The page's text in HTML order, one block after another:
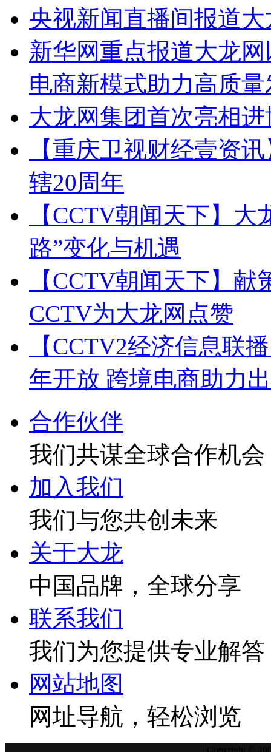
央视新闻直播间报道
新华网重点报道大龙
电商新模式助力高质量
大龙网集团首次亮相
【重庆卫视财经壹资
辖20周年
【CCTV朝闻天下】
路”变化与机遇
【CCTV朝闻天下】
CCTV为大龙网点赞
【CCTV2经济信息联
年开放 跨境电商助力
合作伙伴
我们共谋全球合作机会
加入我们
我们与您共创未来
关于大龙
中国品牌，全球分享
联系我们
我们为您提供专业解答
网站地图
网址导航，轻松浏览